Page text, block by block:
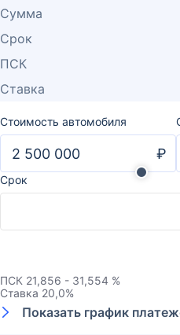
Сумма
Срок
ПСК
Ставка
Стоимость автомобиля
₽
Срок
ПСК 21,856 - 31,554 %
Ставка 20,0%
Показать график